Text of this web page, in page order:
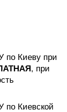
по Киеву при
, при
по Киевской